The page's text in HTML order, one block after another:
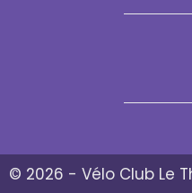
© 2026 - Vélo Club Le